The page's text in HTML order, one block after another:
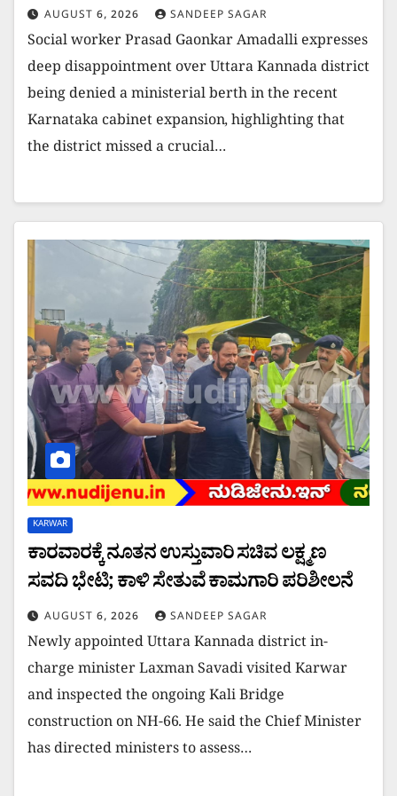
AUGUST 6, 2026 SANDEEP SAGAR
Social worker Prasad Gaonkar Amadalli expresses
deep disappointment over Uttara Kannada district
being denied a ministerial berth in the recent
Karnataka cabinet expansion, highlighting that
the district missed a crucial…
KARWAR
ಕಾರವಾರಕ್ಕೆ ನೂತನ ಉಸ್ತುವಾರಿ ಸಚಿವ ಲಕ್ಷ್ಮಣ
ಸವದಿ ಭೇಟಿ; ಕಾಳಿ ಸೇತುವೆ ಕಾಮಗಾರಿ ಪರಿಶೀಲನೆ
AUGUST 6, 2026 SANDEEP SAGAR
Newly appointed Uttara Kannada district in-
charge minister Laxman Savadi visited Karwar
and inspected the ongoing Kali Bridge
construction on NH-66. He said the Chief Minister
has directed ministers to assess…